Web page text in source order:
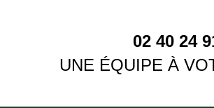
02 40 24
UNE ÉQUIPE À